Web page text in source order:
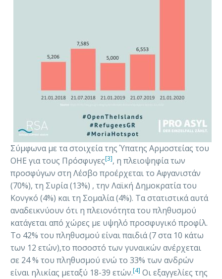
Σύμφωνα με τα στοιχεία της Ύπατης Αρμοστείας του
ΟΗΕ για τους Πρόσφυγες[3], η πλειοψηφία των
προσφύγων στη Λέσβο προέρχεται το Αφγανιστάν
(70%), τη Συρία (13%) , την Λαϊκή Δημοκρατία του
Κονγκό (4%) και τη Σομαλία (4%). Τα στατιστικά αυτά
αναδεικνύουν ότι η πλειονότητα του πληθυσμού
κατάγεται από χώρες με υψηλό προσφυγικό προφίλ.
Το 42% του πληθυσμού είναι παιδιά (7 στα 10 κάτω
των 12 ετών),το ποσοστό των γυναικών ανέρχεται
σε 24 % του πληθυσμού ενώ το 33% των ανδρών
είναι ηλικίας μεταξύ 18-39 ετών.[4] Οι εξαγγελίες της